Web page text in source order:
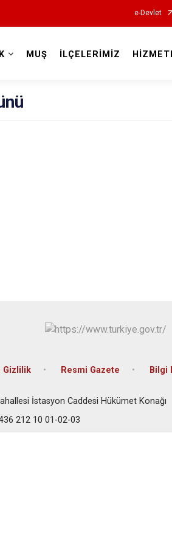
e-Devlet
MUŞ İLÇELERİMİZ
Gizlilik Resmi Gazete Bilgi
İstasyon Caddesi Hükümet Konağı
212 10 01-02-03